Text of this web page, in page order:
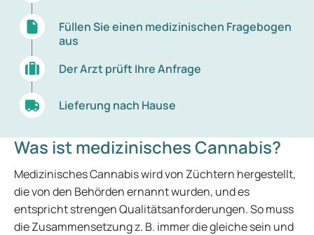
Füllen Sie einen medizinischen Fragebogen
aus
Der Arzt prüft Ihre Anfrage
Lieferung nach Hause
Was ist medizinisches Cannabis?
Medizinisches Cannabis wird von Züchtern hergestellt,
die von den Behörden ernannt wurden, und es
entspricht strengen Qualitätsanforderungen. So muss
die Zusammensetzung z. B. immer die gleiche sein und